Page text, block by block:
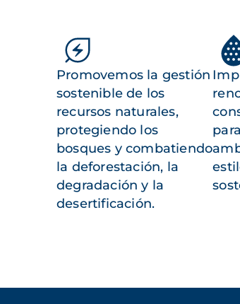
Promovemos la gestión
sostenible de los
recursos naturales,
protegiendo los
bosques y combatiendo
la deforestación, la
degradación y la
desertificación.